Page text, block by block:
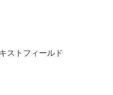
ストフィールド